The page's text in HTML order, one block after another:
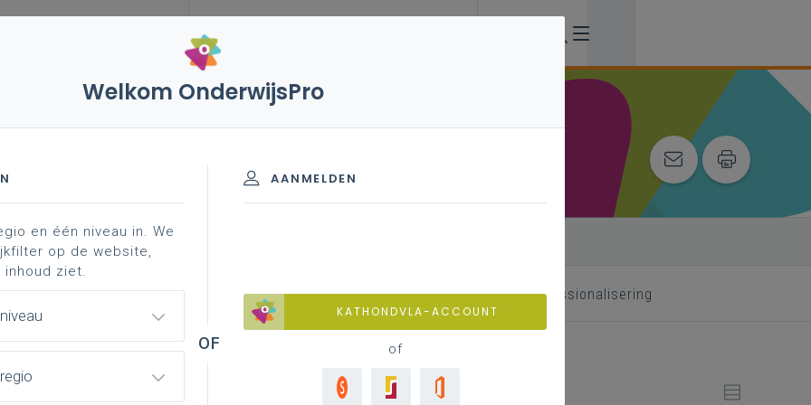
vakken en leerplannen 2de graad
materiaal pre-teachi ...
- D/A-finaliteit
Fysica
achtergrond contacteer je pedagogisch begeleider professionalisering
Welkom OnderwijsPro
AANMELDEN
KATHONDVLA-ACCOUNT
of
en één niveau in. We
op de website,
ziet.